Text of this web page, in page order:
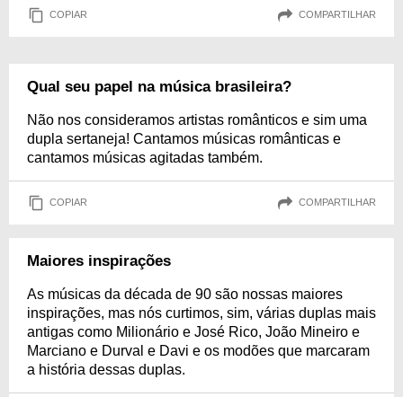
COPIAR COMPARTILHAR
Qual seu papel na música brasileira?
Não nos consideramos artistas românticos e sim uma
dupla sertaneja! Cantamos músicas românticas e
cantamos músicas agitadas também.
COPIAR COMPARTILHAR
Maiores inspirações
As músicas da década de 90 são nossas maiores
inspirações, mas nós curtimos, sim, várias duplas mais
antigas como Milionário e José Rico, João Mineiro e
Marciano e Durval e Davi e os modões que marcaram
a história dessas duplas.